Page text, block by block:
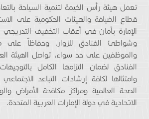
تعمل هيئة رأس الخيمة لتنمية السياحة
قطاع الضيافة والهيئات الحكومية على
الإمارة بأمان في أعقاب التخفيف
وشواطئ الفنادق للزوار. وحفاظاً على
والموظفين على حد سواء، تواصل الهيئة
الفنادق لضمان التزامها الكامل
وامتثالها لكافة إرشادات التباعد
الصحة العالمية ومراكز مكافحة الأمراض
الاتحادية في دولة الإمارات العربية المتحدة.